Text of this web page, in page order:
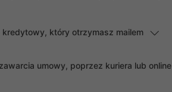
kredytowy, który otrzymasz mailem
umowy, poprzez kuriera lub online